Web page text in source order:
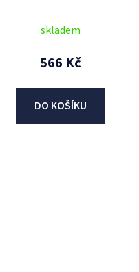
skladem
566 Kč
DO KOŠÍKU